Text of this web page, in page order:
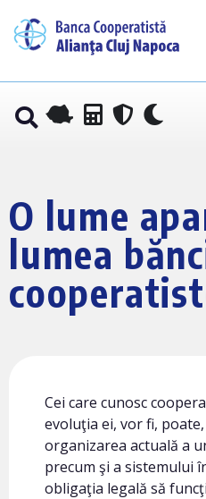
O lume
lumea
Cei care cunosc
evoluţia ei, vor fi,
organizarea actuală a
precum şi a sistemului
obligaţia legală să